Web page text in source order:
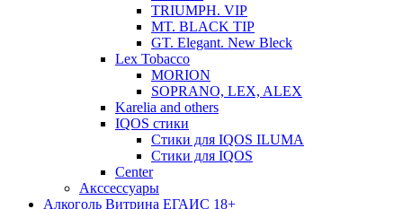
TRIUMPH. VIP
MT. BLACK TIP
GT. Elegant. New Bleck
Lex Tobacco
MORION
SOPRANO, LEX, ALEX
Karelia and others
IQOS стики
Стики для IQOS ILUMA
Стики для IQOS
Сenter
Акссессуары
Алкоголь Витрина ЕГАИС 18+